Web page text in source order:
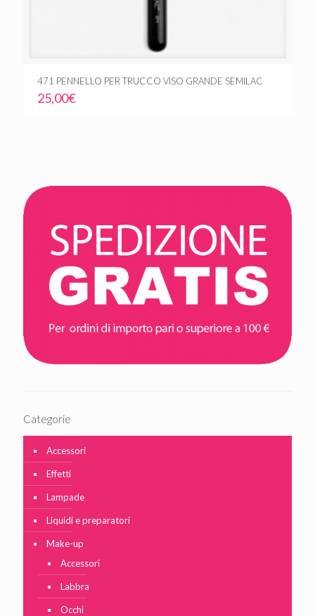
471 PENNELLO PER TRUCCO VISO GRANDE SEMILAC
25,00€
Categorie
Accessori
Effetti
Lampade
Liquidi e preparatori
Make-up
Accessori
Labbra
Occhi